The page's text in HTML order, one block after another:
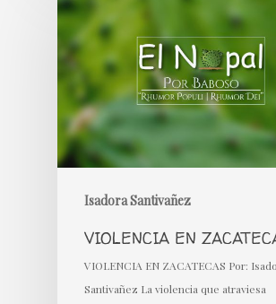
Isadora Santivañez
VIOLENCIA EN
VIOLENCIA EN ZACATECAS Por:
Santivañez La violencia que atraviesa